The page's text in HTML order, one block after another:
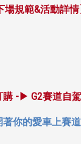
場規範&活動詳情
購 -▶︎ G2賽道自
著你的愛車上賽